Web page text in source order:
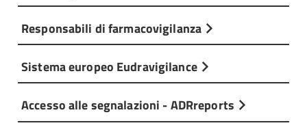
Responsabili di farmacovigilanza
Sistema europeo Eudravigilance
Accesso alle segnalazioni - ADRreports